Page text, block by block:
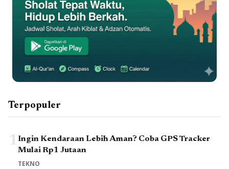
Terpopuler
1Ingin Kendaraan Lebih Aman? Coba GPS Tracker
Mulai Rp1 Jutaan
TEKNO